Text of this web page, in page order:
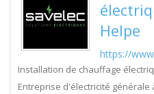
Helpe
https://
Installation de chauffage
Entreprise d'électricité générale